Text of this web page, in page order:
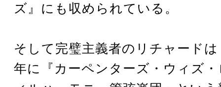
ズ』にも収められている。
そして完璧主義者のリチャード
年に『カーペンターズ・ウィズ